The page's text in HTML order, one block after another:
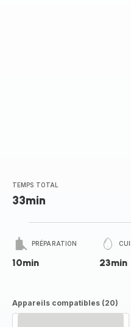
TEMPS TOTAL
33min
PRÉPARATION
10min 23min
Appareils compatibles (20)